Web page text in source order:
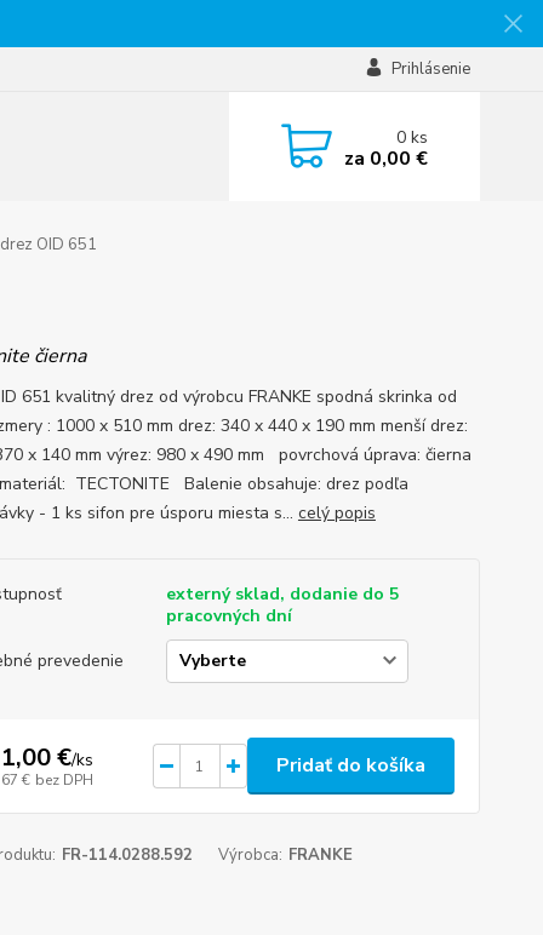
Prihlásenie
0ks
za 0,00 €
OID 651
čierna
651 kvalitný drez od výrobcu FRANKE spodná skrinka od
: 1000 x 510 mm drez: 340 x 440 x 190 mm menší drez:
x 140 mm výrez: 980 x 490 mm povrchová úprava: čierna
TECTONITE Balenie obsahuje: drez podľa
- 1 ks sifon pre úsporu miesta s... celý popis
externý sklad, dodanie do 5
pracovných dní
prevedenie
€/ks
€ bez DPH
Pridať do košíka
FR-114.0288.592 Výrobca: FRANKE